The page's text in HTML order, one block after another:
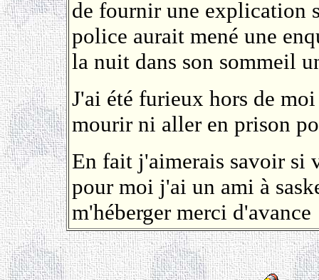
de fournir une explication
police aurait mené une
la nuit dans son sommeil
J'ai été furieux hors de
mourir ni aller en prison
En fait j'aimerais savoir si
pour moi j'ai un ami à
m'héberger merci d'avance